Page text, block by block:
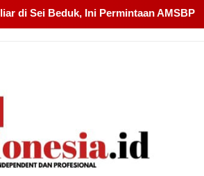
Program PWO Dwipa Kepri